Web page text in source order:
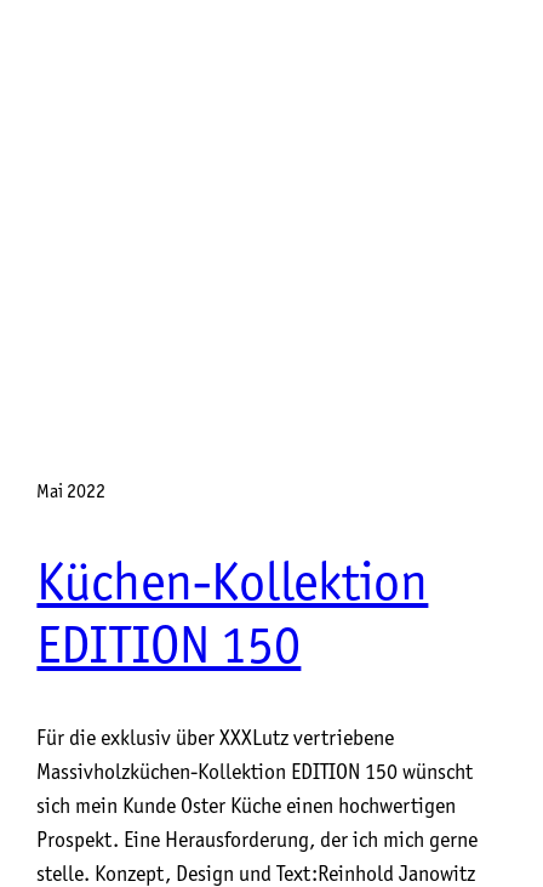
Mai 2022
Küchen-Kollektion
EDITION 150
Für die exklusiv über XXXLutz vertriebene
Massivholzküchen-Kollektion EDITION 150 wünscht
sich mein Kunde Oster Küche einen hochwertigen
Prospekt. Eine Herausforderung, der ich mich gerne
stelle. Kon­zept, Design und Text:Rein­hold Jano­witz